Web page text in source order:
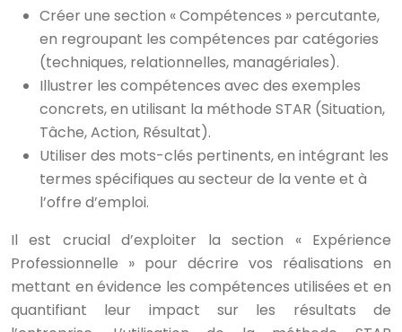
Créer une section « Compétences » percutante,
en regroupant les compétences par catégories
(techniques, relationnelles, managériales).
Illustrer les compétences avec des exemples
concrets, en utilisant la méthode STAR (Situation,
Tâche, Action, Résultat).
Utiliser des mots-clés pertinents, en intégrant les
termes spécifiques au secteur de la vente et à
l’offre d’emploi.
Il est crucial d’exploiter la section « Expérience
Professionnelle » pour décrire vos réalisations en
mettant en évidence les compétences utilisées et en
quantifiant leur impact sur les résultats de